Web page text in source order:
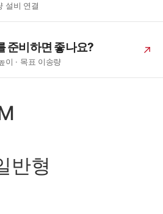
설비 연결
준비하면 좋나요?
이 · 목표 이송량
반형